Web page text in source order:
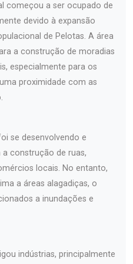
começou a ser ocupado de
devido à expansão
de Pelotas. A área
a construção de moradias
especialmente para os
proximidade com as
se desenvolvendo e
construção de ruas,
locais. No entanto,
a áreas alagadiças, o
a inundações e
indústrias, principalmente